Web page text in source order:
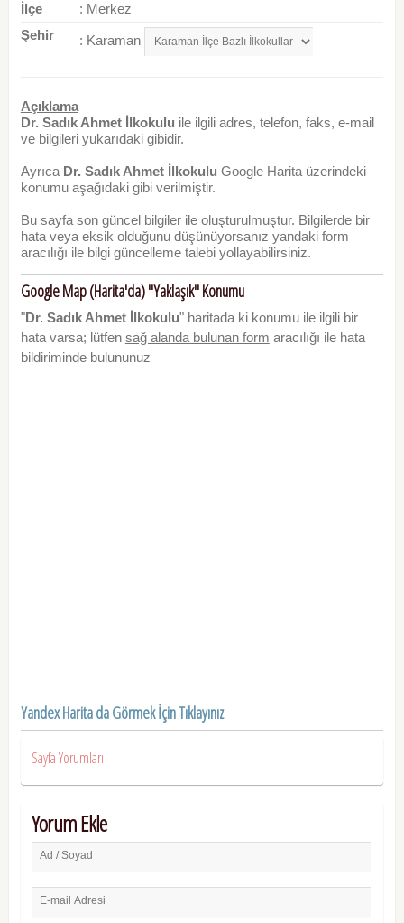
İlçe
: Merkez
Şehir
: Karaman
Açıklama
Dr. Sadık Ahmet İlkokulu ile ilgili adres, telefon, faks, e-mail
ve bilgileri yukarıdaki gibidir.
Ayrıca Dr. Sadık Ahmet İlkokulu Google Harita üzerindeki
konumu aşağıdaki gibi verilmiştir.
Bu sayfa son güncel bilgiler ile oluşturulmuştur. Bilgilerde bir
hata veya eksik olduğunu düşünüyorsanız yandaki form
aracılığı ile bilgi güncelleme talebi yollayabilirsiniz.
Google Map (Harita'da) "Yaklaşık" Konumu
"Dr. Sadık Ahmet İlkokulu" haritada ki konumu ile ilgili bir
hata varsa; lütfen sağ alanda bulunan form aracılığı ile hata
bildiriminde bulununuz
Yandex Harita da Görmek İçin Tıklayınız
Sayfa Yorumları
Yorum Ekle
Ad / Soyad
E-mail Adresi